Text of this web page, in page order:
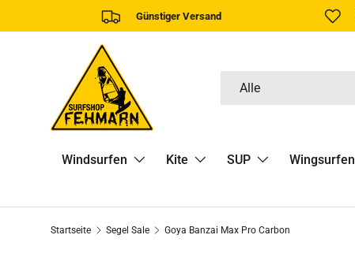
DIREKT ZUM INHALT
Günstiger Versand
Alle
Windsurfen Kite SUP Wingsurfen
Startseite Segel Sale Goya Banzai Max Pro Carbon